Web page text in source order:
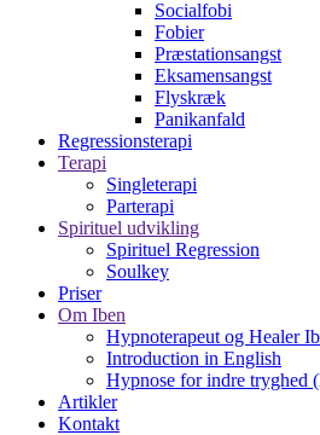
Socialfobi
Fobier
Præstationsangst
Eksamensangst
Flyskræk
Panikanfald
Regressionsterapi
Terapi
Singleterapi
Parterapi
Spirituel udvikling
Spirituel Regression
Soulkey
Priser
Om Iben
Hypnoterapeut og Healer
Introduction in English
Hypnose for indre tryghed
Artikler
Kontakt